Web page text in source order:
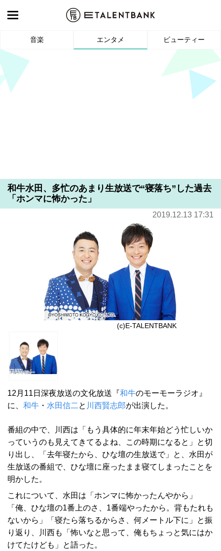
音楽 エンタメ ビューティー
和牛水田、多忙のあまり生放送で“寝落ち”した過去
「ホンマに怖かった」
2019.12.13 17:31
(c)E-TALENTBANK
12月11日深夜放送の文化放送『和牛のモーモーラジオ』
に、 和牛 ・ 水田信二 と 川西賢志郎が出演した。
番組の中で、川西は「もう具体的に年末年始どう忙しいか
っていうのも見えてきてるよね、この時期になると」と切
り出し、「去年寝たから、ひな壇の生放送で」と、水田が
生放送の番組で、ひな壇に座ったまま寝てしまったことを
明かした。
これについて、水田は「ホンマに怖かったんやから」
「俺、ひな壇の1番上のさ、1番端やったから。背もたれも
ないから」「寝たら落ちるからさ、何メートル下に」と振
り返り、川西も「怖いなと思って、俺もちょっと気にはか
けてたけども」と語った。